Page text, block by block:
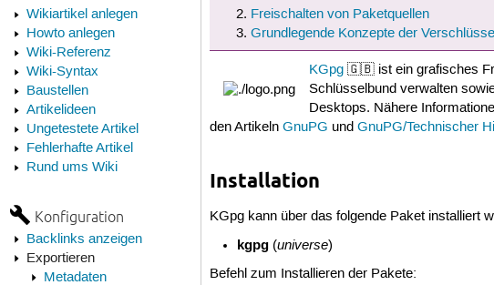
Wikiartikel anlegen
Howto anlegen
Wiki-Referenz
Wiki-Syntax
Baustellen
Artikelideen
Ungetestete Artikel
Fehlerhafte Artikel
Rund ums Wiki
Konfiguration
Backlinks anzeigen
Exportieren
Metadaten
Freischalten von Paketquellen
Grundlegende Konzepte der
KGpg🇬🇧 ist ein grafisches
Schlüsselbund verwalten
Desktops. Nähere
den ArtikelnGnuPG undGnuPG/Technischer
Installation
KGpg kann über das folgende Paket installiert
kgpg(universe)
Befehl zum Installieren der Pakete: